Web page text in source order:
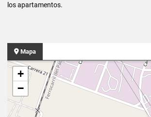
los apartamentos.
Mapa
+
−